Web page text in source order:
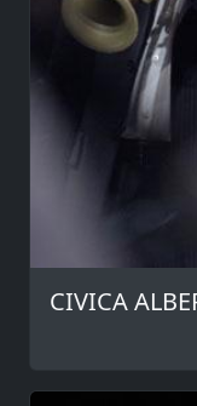
CIVICA